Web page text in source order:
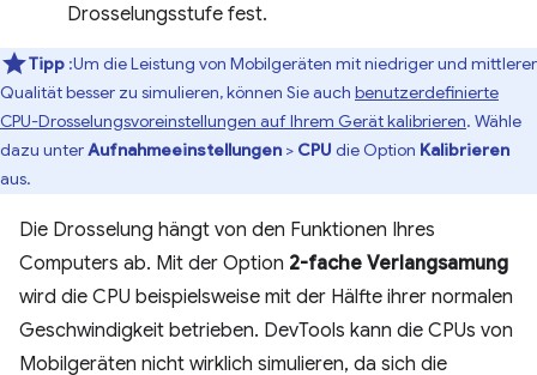
Drosselungsstufe fest.
Tipp :Um die Leistung von Mobilgeräten mit niedriger und mittlerer
Qualität besser zu simulieren, können Sie auch benutzerdefinierte
CPU-Drosselungsvoreinstellungen auf Ihrem Gerät kalibrieren. Wähle
dazu unterAufnahmeeinstellungen > CPU die Option Kalibrieren
aus.
Die Drosselung hängt von den Funktionen Ihres
Computers ab. Mit der Option 2-fache Verlangsamung
wird die CPU beispielsweise mit der Hälfte ihrer normalen
Geschwindigkeit betrieben. DevTools kann die CPUs von
Mobilgeräten nicht wirklich simulieren, da sich die